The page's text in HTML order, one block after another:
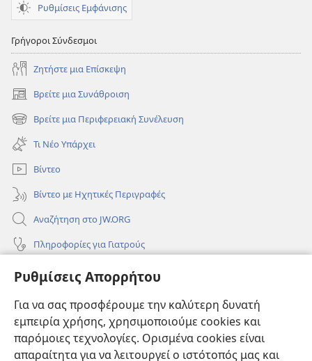
Ρυθμίσεις Απορρήτου
Για να σας προσφέρουμε την καλύτερη δυνατή
εμπειρία χρήσης, χρησιμοποιούμε cookies και
παρόμοιες τεχνολογίες. Ορισμένα cookies είναι
απαραίτητα για να λειτουργεί ο ιστότοπός μας και
Ρυθμίσεις Εμφάνισης
Γρήγοροι Σύνδεσμοι
Ζητήστε μια Επίσκεψη
Βρείτε μια Συνάθροιση
(ανοίγει
νέο
παράθυρο)
Βρείτε μια Περιφερειακή Συνέλευση
(ανοίγει
νέο
παράθυρο)
Τι Νέο Υπάρχει
Βίντεο
Βίντεο με Ηχητικές Περιγραφές
Αναζήτηση στο JW.ORG
Πληροφορίες για Γιατρούς
Πληροφορίες για Επίσημους Φορείς και ΜΜΕ
Συνεισφορές
(ανοίγει